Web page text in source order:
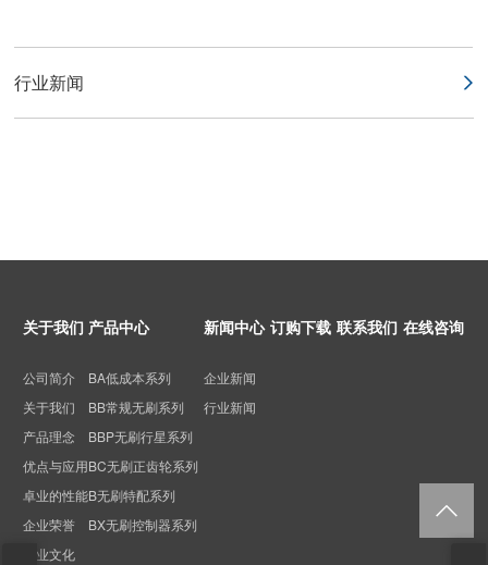
行业新闻
关于我们
公司简介
关于我们
产品理念
优点与应用
卓业的性能
企业荣誉
企业文化
产品中心
BA低成本系列
BB常规无刷系列
BBP无刷行星系列
BC无刷正齿轮系列
B无刷特配系列
BX无刷控制器系列
新闻中心
企业新闻
行业新闻
订购下载 联系我们 在线咨询